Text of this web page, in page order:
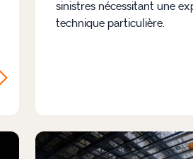
sinistres nécessitant une
technique particulière.